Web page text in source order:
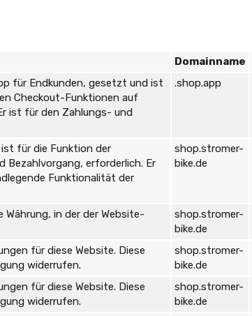
Domainname
für Endkunden, gesetzt und ist
Checkout-Funktionen auf
ist für den Zahlungs- und
.shop.app
für die Funktion der
Bezahlvorgang, erforderlich. Er
Funktionalität der
shop.stromer-
bike.de
in der der Website-
shop.stromer-
bike.de
für diese Website. Diese
widerrufen.
shop.stromer-
bike.de
für diese Website. Diese
widerrufen.
shop.stromer-
bike.de